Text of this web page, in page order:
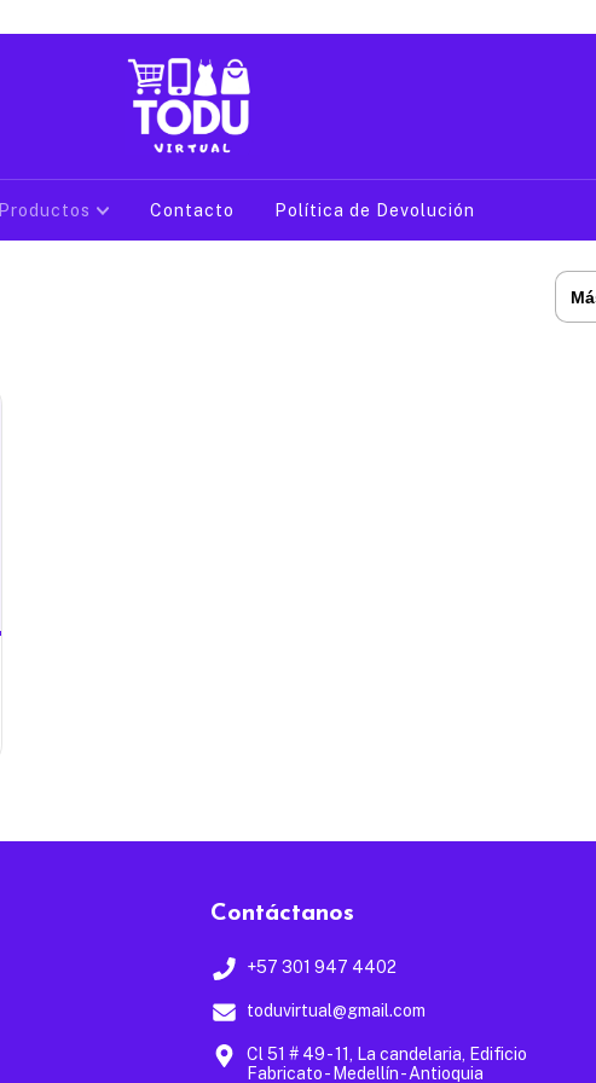
Productos Contacto Política de Devolución
Contáctanos
+57 301 947 4402
toduvirtual@gmail.com
Cl 51 # 49 - 11, La candelaria, Edificio
Fabricato - Medellín - Antioquia